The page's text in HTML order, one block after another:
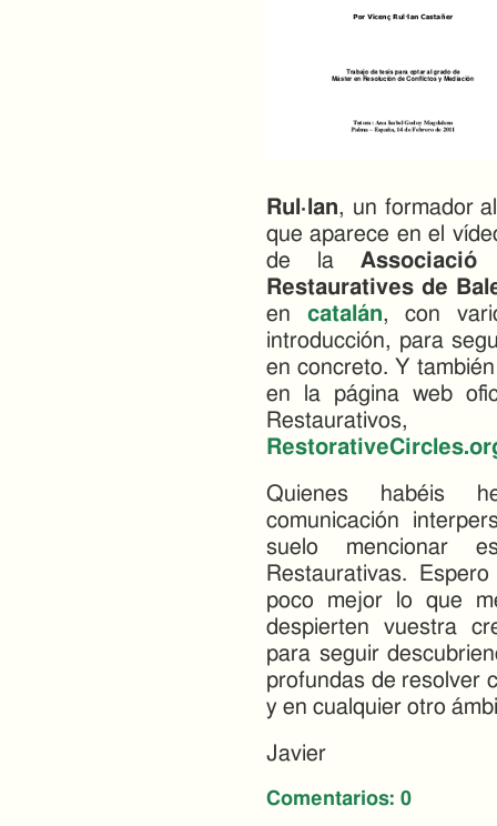
Rul·lan, un formador
que aparece en el
de la
Restauratives de
en catalán, con
introducción, para
en concreto. Y
en la página web
Quienes habéis
comunicación
suelo mencionar
Restaurativas.
poco mejor lo que
despierten vuestra
para seguir
profundas de resolver
y en cualquier otro
Javier
Comentarios: 0